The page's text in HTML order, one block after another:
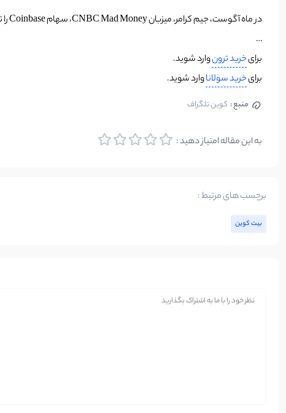
در ماه آگوست، جیم کرامر، میزبان CNBC Mad Money، سهام Coinbase را توصیه کرد و به سرمایه گذاران پیشنهاد کرد که 5 درصد از پرتفوی خود را به دارایی های رمزنگاری اختصاص دهند.
…
برایخرید ترونوارد شوید.
برایخرید سولاناوارد شوید.
منبع : کوین تلگراف
به این مقاله امتیاز دهید :
برچسب های مرتبط :
بیت کوین